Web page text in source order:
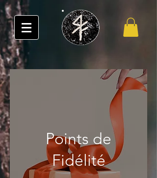
Points de
Fidélité